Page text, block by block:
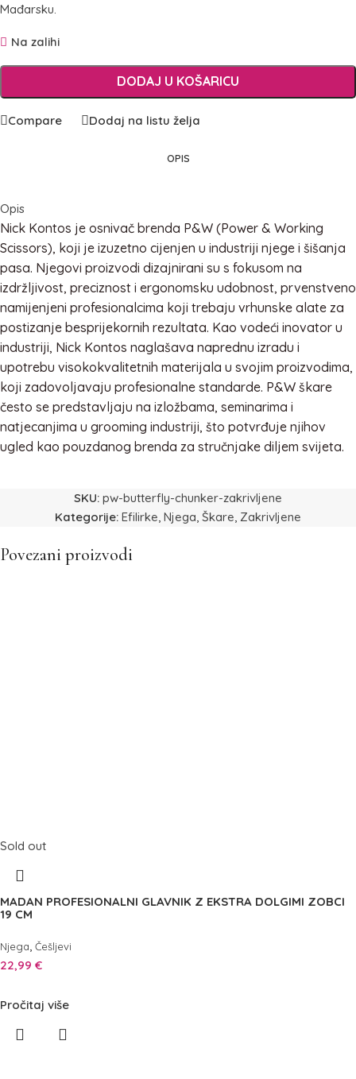
Mađarsku.
Na zalihi
DODAJ U KOŠARICU
Compare Dodaj na listu želja
OPIS
Opis
Nick Kontos je osnivač brenda P&W (Power & Working
Scissors), koji je izuzetno cijenjen u industriji njege i šišanja
pasa. Njegovi proizvodi dizajnirani su s fokusom na
izdržljivost, preciznost i ergonomsku udobnost, prvenstveno
namijenjeni profesionalcima koji trebaju vrhunske alate za
postizanje besprijekornih rezultata. Kao vodeći inovator u
industriji, Nick Kontos naglašava naprednu izradu i
upotrebu visokokvalitetnih materijala u svojim proizvodima,
koji zadovoljavaju profesionalne standarde. P&W škare
često se predstavljaju na izložbama, seminarima i
natjecanjima u grooming industriji, što potvrđuje njihov
ugled kao pouzdanog brenda za stručnjake diljem svijeta.
SKU: pw-butterfly-chunker-zakrivljene
Kategorije: Efilirke, Njega, Škare, Zakrivljene
Povezani proizvodi
Sold out
MADAN PROFESIONALNI GLAVNIK Z EKSTRA DOLGIMI ZOBCI
19 CM
Njega, Češljevi
22,99 €
Pročitaj više